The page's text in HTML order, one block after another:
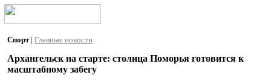
Спорт | Главные новости
Архангельск на старте: столица Поморья готовится к
масштабному забегу